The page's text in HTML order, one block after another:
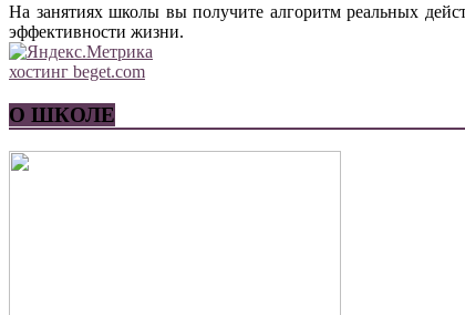
На занятиях школы вы получите алгоритм реальных
эффективности жизни.
хостинг beget.com
О ШКОЛЕ